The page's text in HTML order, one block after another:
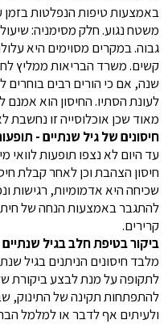
באמצעות טיפות הנפלטות בזמן
משטח נגוע. חלק מסימניה:
גבוה. במקרים מסוימים היא
קשים. משרד הבריאות ממליץ
שנה, אם כי הורים רבים בוחרים
לעונת הסתיו. החיסון הוא אמנם
מאוד שכן אוכלוסייה זו נחשבת
חיסונים של גיל שנתיים -
עד היום לא נצפו תופעות
חיסון הצהבת וכן לאחר קבלת
שכיחה היא אדמומיות, רגישות
להתגבר באמצעות הנחה של
קרירים.
ביקור בטיפת חלב בגיל שנתיים
מלבד חיסונים הניתנים בגיל
לתקופה על מנת לבצע ביקורת
להתפתחות תקינה של התינוק,
ולעיתים אף לדבר או למלמל